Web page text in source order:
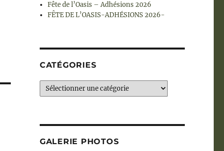
Fête de l’Oasis – Adhésions 2026
FÊTE DE L’OASIS-ADHÉSIONS 2026-
CATÉGORIES
Catégories
GALERIE PHOTOS